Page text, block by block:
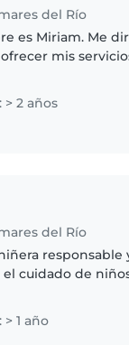
del Río
es Miriam. Me
mis
> 2 años
del Río
cuidado de
1 año